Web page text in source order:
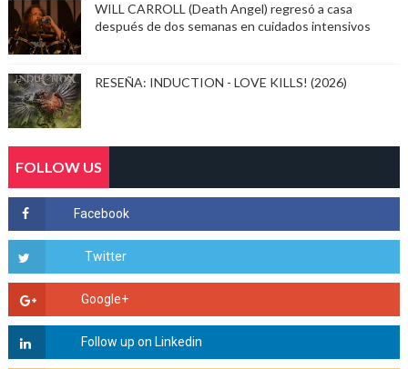
WILL CARROLL (Death Angel) regresó a casa
después de dos semanas en cuidados intensivos
RESEÑA: INDUCTION - LOVE KILLS! (2026)
FOLLOW US